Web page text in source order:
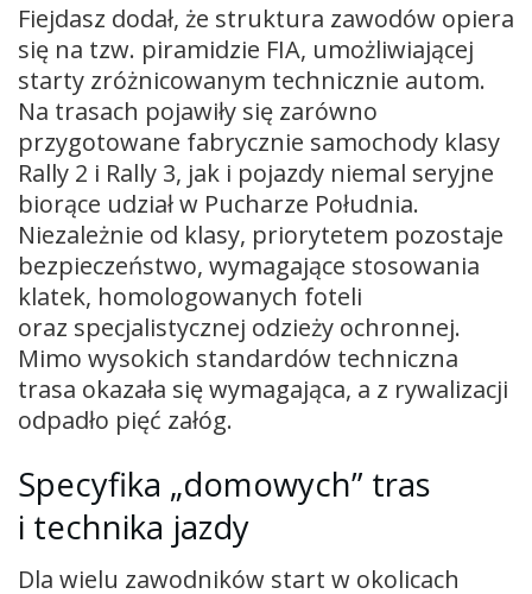
Fiejdasz dodał, że struktura zawodów opiera
się na tzw. piramidzie FIA, umożliwiającej
starty zróżnicowanym technicznie autom.
Na trasach pojawiły się zarówno
przygotowane fabrycznie samochody klasy
Rally 2 i Rally 3, jak i pojazdy niemal seryjne
biorące udział w Pucharze Południa.
Niezależnie od klasy, priorytetem pozostaje
bezpieczeństwo, wymagające stosowania
klatek, homologowanych foteli
oraz specjalistycznej odzieży ochronnej.
Mimo wysokich standardów techniczna
trasa okazała się wymagająca, a z rywalizacji
odpadło pięć załóg.
Specyfika „domowych” tras
i technika jazdy
Dla wielu zawodników start w okolicach